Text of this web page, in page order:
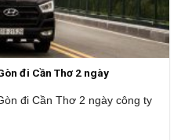
đi Cần Thơ 2 ngày
đi Cần Thơ 2 ngày công ty